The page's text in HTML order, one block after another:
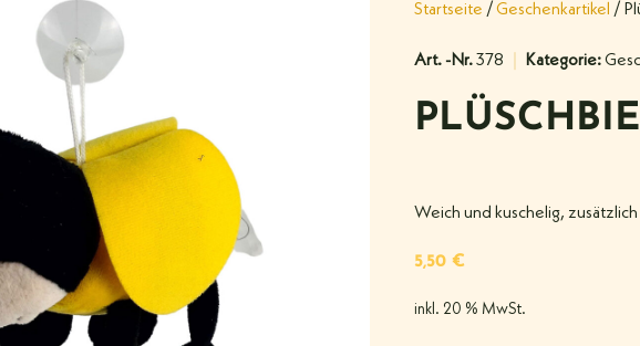
Startseite /Geschenkartikel /
Art. -Nr.378 Kategorie:
Weich und kuschelig,
5,50 €
inkl. 20 % MwSt.